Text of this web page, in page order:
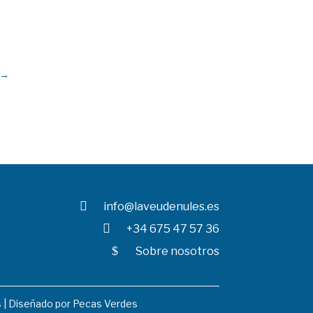
→
 info@laveudenules.es
 +34 675 47 57 36
$ Sobre nosotros
| Diseñado por Pecas Verdes